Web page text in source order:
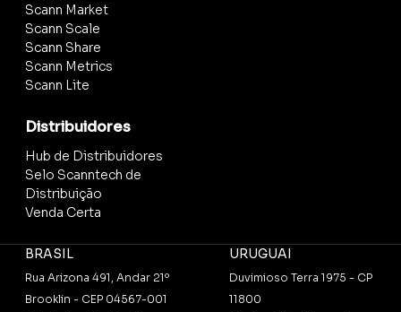
Scann Market
Scann Scale
Scann Share
Scann Metrics
Scann Lite
Distribuidores
Hub de Distribuidores
Selo Scanntech de
Distribuição
Venda Certa
BRASIL
Rua Arizona 491, Andar 21º
Brooklin - CEP 04567-001
URUGUAI
Duvimioso Terra 1975 - CP
11800